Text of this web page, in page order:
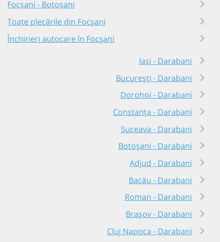
Focșani - Botoșani
Toate plecările din Focșani
Închirieri autocare în Focșani
Iași - Darabani
București - Darabani
Dorohoi - Darabani
Constanța - Darabani
Suceava - Darabani
Botoșani - Darabani
Adjud - Darabani
Bacău - Darabani
Roman - Darabani
Brașov - Darabani
Cluj Napoca - Darabani